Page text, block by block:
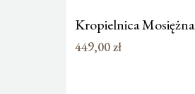
Kropielnica Mosiężna
449,00zł